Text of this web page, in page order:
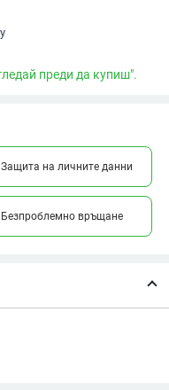
преди да купиш".
Защита на личните данни
Безпроблемно връщане